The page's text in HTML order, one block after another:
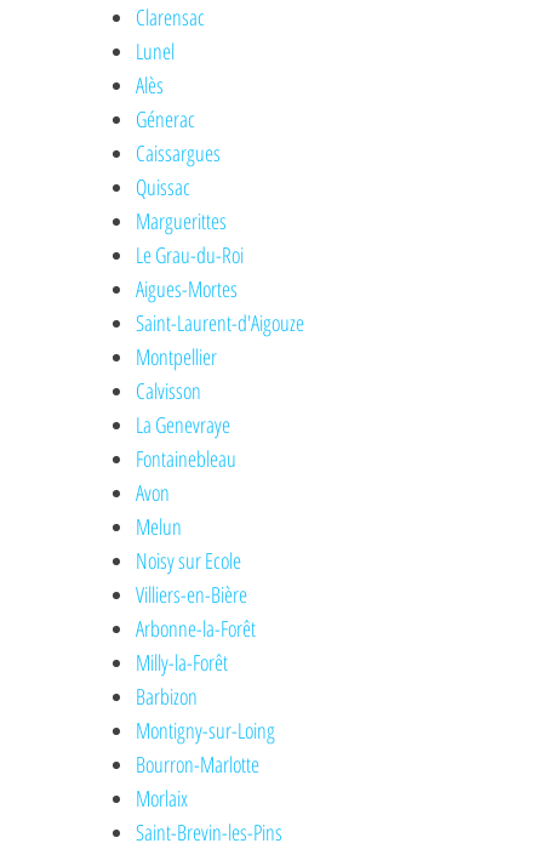
Clarensac
Lunel
Alès
Génerac
Caissargues
Quissac
Marguerittes
Le Grau-du-Roi
Aigues-Mortes
Saint-Laurent-d'Aigouze
Montpellier
Calvisson
La Genevraye
Fontainebleau
Avon
Melun
Noisy sur Ecole
Villiers-en-Bière
Arbonne-la-Forêt
Milly-la-Forêt
Barbizon
Montigny-sur-Loing
Bourron-Marlotte
Morlaix
Saint-Brevin-les-Pins